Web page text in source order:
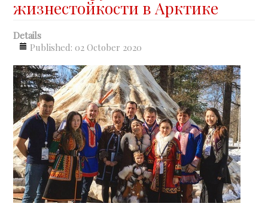
жизнестойкости в Арктике
Details
Published: 02 October 2020